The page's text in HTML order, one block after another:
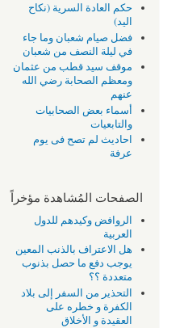
حكم العادة السرية (نكاح
اليد)
فضل صيام شعبان وما جاء
في ليلة النصف من شعبان
موقف سيد قطب من عثمان
ومعظم الصحابة رضي الله
عنهم
أسماء بعض الصحابيات
والتابعيات
احاديث لم تصح فى يوم
عرفة
الصفحات المُشاهدة مؤخراً
الروافض وكيدهم للدول
العربية
هل الاعتراف بالذنب المعين
يوجب دفع ما حصل بذنوب
متعددة ؟؟
التحذير من السفر إلى بلاد
الكفرة و خطره على
العقيدة و الأخلاق